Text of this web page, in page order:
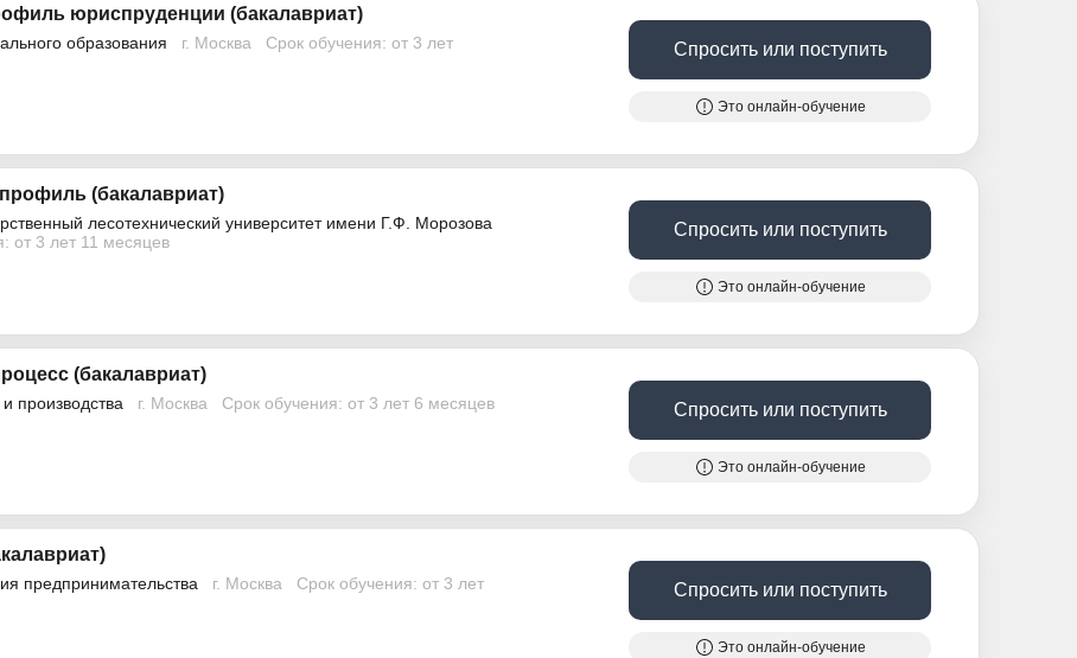
юриспруденции (бакалавриат)
образования г. Москва Срок обучения: от 3 лет Спросить или поступить
Это онлайн-обучение
(бакалавриат)
лесотехнический университет имени Г.Ф. Морозова
от 3 лет 11 месяцев
Спросить или поступить
Это онлайн-обучение
(бакалавриат)
производства г. Москва Срок обучения: от 3 лет 6 месяцев Спросить или поступить
Это онлайн-обучение
предпринимательства г. Москва Срок обучения: от 3 лет Спросить или поступить
Это онлайн-обучение